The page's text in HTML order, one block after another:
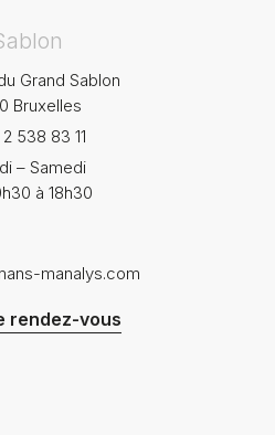
Grand Sablon
Bruxelles
538 83 11
– Samedi
à 18h30
manalys.com
rendez-vous